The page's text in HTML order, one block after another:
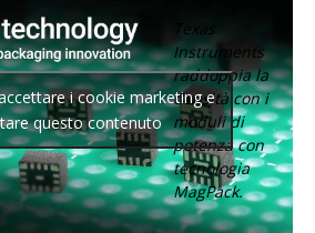
Texas
Instruments
raddoppia la
densità con i
moduli di
potenza con
tecnologia
MagPack.
i cookie marketing e
questo contenuto